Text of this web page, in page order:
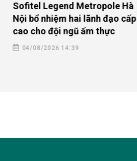
Sofitel Legend Metropole Hà
Nội bổ nhiệm hai lãnh đạo cấp
cao cho đội ngũ ẩm thực
04/08/2026 14:39